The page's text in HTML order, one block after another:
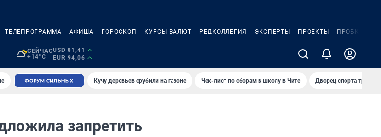
ТЕЛЕПРОГРАММА АФИША ГОРОСКОП КУРСЫ ВАЛЮТ РЕДКОЛЛЕГИЯ ЭКСПЕРТЫ ПРОЕКТЫ ПРОБКИ
СЕЙЧАС
+14°C
USD 81,41
EUR 94,06
Кучу деревьев срубили на газоне Чек-лист по сборам в школу в Чите Дворец спорта
запретить